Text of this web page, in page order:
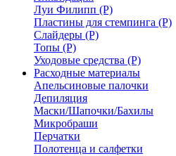
Луи Филипп (Р)
Пластины для стемпинга (Р)
Слайдеры (Р)
Топы (Р)
Уходовые средства (Р)
Расходные материалы
Апельсиновые палочки
Депиляция
Маски/Шапочки/Бахилы
Микробраши
Перчатки
Полотенца и салфетки